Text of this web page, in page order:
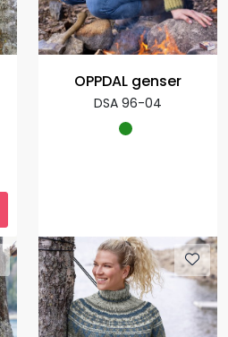
OPPDAL genser
DSA 96-04